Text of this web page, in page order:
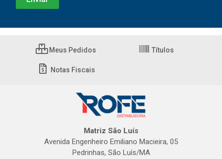
Meus Pedidos Títulos
Notas Fiscais
Matriz São Luís
Avenida Engenheiro Emiliano Macieira, 05
Pedrinhas, São Luís/MA